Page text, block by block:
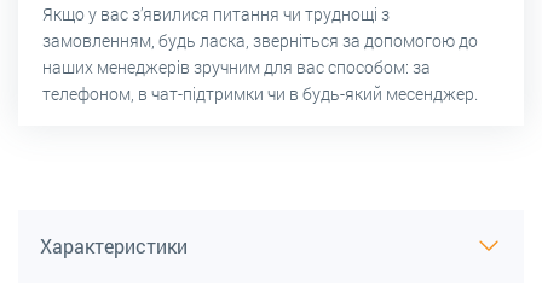
Якщо у вас з’явилися питання чи труднощі з
замовленням, будь ласка, зверніться за допомогою до
наших менеджерів зручним для вас способом: за
телефоном, в чат-підтримки чи в будь-який месенджер.
Характеристики